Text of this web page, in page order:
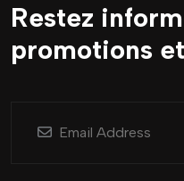
Restez
promotions